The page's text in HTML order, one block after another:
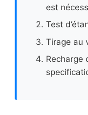
est
Test
Tirage au
Recharge